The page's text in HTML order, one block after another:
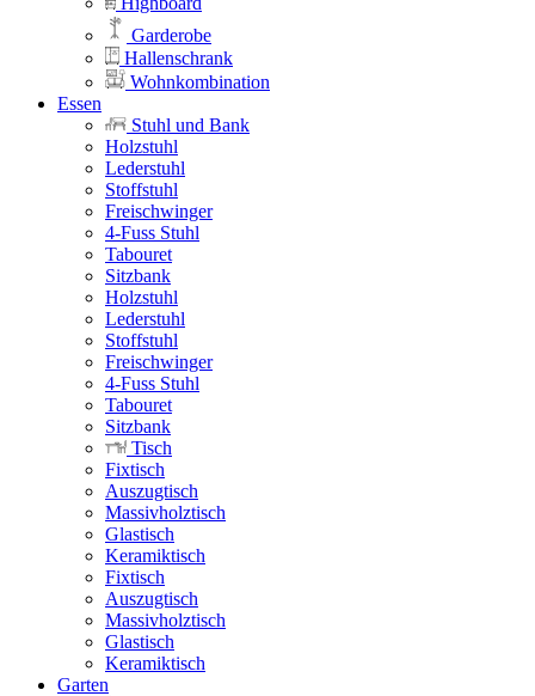
Garderobe
Hallenschrank
Wohnkombination
Essen
Stuhl und Bank
Holzstuhl
Lederstuhl
Stoffstuhl
Freischwinger
4-Fuss Stuhl
Tabouret
Sitzbank
Holzstuhl
Lederstuhl
Stoffstuhl
Freischwinger
4-Fuss Stuhl
Tabouret
Sitzbank
Tisch
Fixtisch
Auszugtisch
Massivholztisch
Glastisch
Keramiktisch
Fixtisch
Auszugtisch
Massivholztisch
Glastisch
Keramiktisch
Garten